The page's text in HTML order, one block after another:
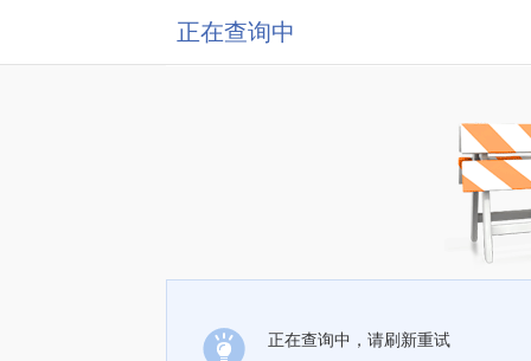
正在查询中
正在查询中，请刷新重试